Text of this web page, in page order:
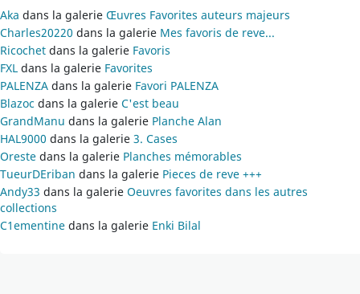
Aka dans la galerie Œuvres Favorites auteurs majeurs
Charles20220 dans la galerie Mes favoris de reve...
Ricochet dans la galerie Favoris
FXL dans la galerie Favorites
PALENZA dans la galerie Favori PALENZA
Blazoc dans la galerie C'est beau
GrandManu dans la galerie Planche Alan
HAL9000 dans la galerie 3. Cases
Oreste dans la galerie Planches mémorables
TueurDEriban dans la galerie Pieces de reve +++
Andy33 dans la galerie Oeuvres favorites dans les autres
collections
C1ementine dans la galerie Enki Bilal